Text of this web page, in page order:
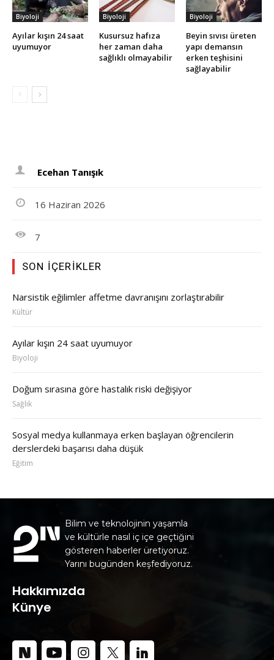
Biyoloji
Ayılar kışın 24 saat
uyumuyor
Biyoloji
Kusursuz hafıza
her zaman daha
sağlıklı olmayabilir
Biyoloji
Beyin sıvısı üreten
yapı demansın
erken teşhisini
sağlayabilir
Ecehan Tanışık
16 Haziran 2026
7
SON İÇERIKLER
Narsistik eğilimler affetme davranışını zorlaştırabilir
Kültür
Ayılar kışın 24 saat uyumuyor
Biyoloji
Doğum sırasına göre hastalık riski değişiyor
Sağlık
Sosyal medya kullanmaya erken başlayan öğrencilerin
derslerdeki başarısı daha düşük
Eğitim
Bilim ve teknolojinin yaşamla
ve kültürle nasıl iç içe geçtiğini
gösteren haberler üretiyoruz.
Yarını bugünden keşfediyoruz.
Hakkımızda
Künye